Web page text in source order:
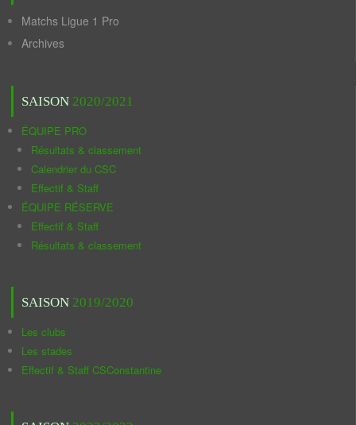
Matchs Ligue 1 Pro
Archives
SAISON 2020/2021
ÉQUIPE PRO
Résultats & classement
Calendrier du CSC
Effectif & Staff
ÉQUIPE RÉSERVE
Effectif & Staff
Résultats & classement
SAISON 2019/2020
Les clubs
Les stades
Effectif & Staff CSConstantine